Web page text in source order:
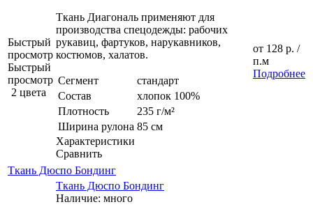
Быстрый
просмотр
Быстрый
просмотр
2 цвета
Ткань Диагональ применяют для
производства спецодежды: рабочих
рукавиц, фартуков, нарукавников,
костюмов, халатов.
Сегмент
стандарт
Состав
хлопок 100%
Плотность
235 г/м²
Ширина рулона 85 см
Характеристики
Сравнить
от 128 р. /
п.м
Подробнее
Ткань Дюспо Бондинг
Ткань Дюспо Бондинг
Наличие: много